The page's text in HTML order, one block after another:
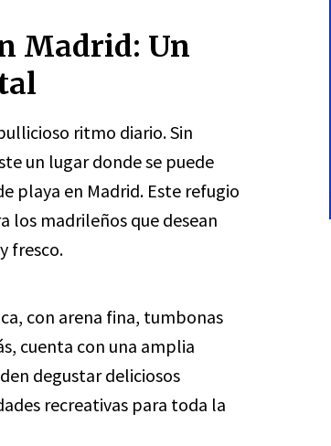
Madrid: Un
ritmo diario. Sin
un lugar donde se puede
playa en Madrid. Este refugio
los madrileños que desean
fresco.
con arena fina, tumbonas
cuenta con una amplia
degustar deliciosos
recreativas para toda la